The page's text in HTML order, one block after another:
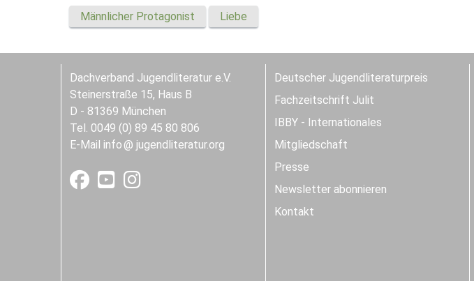
Männlicher Protagonist Liebe
Dachverband Jugendliteratur e.V.
Steinerstraße 15, Haus B
D - 81369 München
Tel. 0049 (0) 89 45 80 806
E-Mail info jugendliteratur.org
Deutscher Jugendliteraturpreis
Fachzeitschrift Julit
IBBY - Internationales
Mitgliedschaft
Presse
Newsletter abonnieren
Kontakt